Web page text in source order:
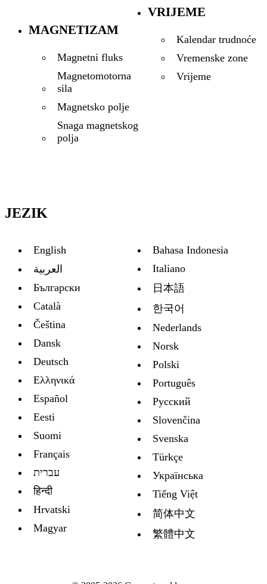
MAGNETIZAM
Magnetni fluks
Magnetomotorna
sila
Magnetsko polje
Snaga magnetskog
polja
VRIJEME
Kalendar trudnoće
Vremenske zone
Vrijeme
JEZIK
English
العربية
Български
Català
Čeština
Dansk
Deutsch
Ελληνικά
Español
Eesti
Suomi
Français
עברית
हिन्दी
Hrvatski
Magyar
Bahasa Indonesia
Italiano
日本語
한국어
Nederlands
Norsk
Polski
Português
Русский
Slovenčina
Svenska
Türkçe
Украïнська
Tiếng Việt
简体中文
繁體中文